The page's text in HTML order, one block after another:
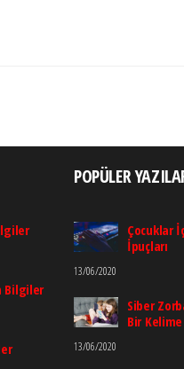
Bilgiler
POPÜLER
Çocuklar
İpuçları
13/06/2020
Siber
Bir Kelime
13/06/2020